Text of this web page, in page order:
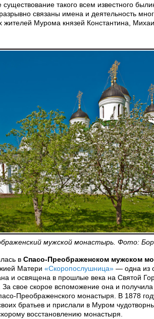
такого всем известного
связаны имена и деятельность
жителей Мурома князей Константина,
мужской монастырь. Фото:
в Спасо-Преображенском мужском
Матери «Скоропослушница» — одна из
и освящена в прошлые века на Святой
свое скорое вспоможение она и
Преображенского монастыря. В 1878
братьев и прислали в Муром
восстановлению монастыря.